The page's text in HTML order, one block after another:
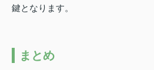
鍵となります。
まとめ